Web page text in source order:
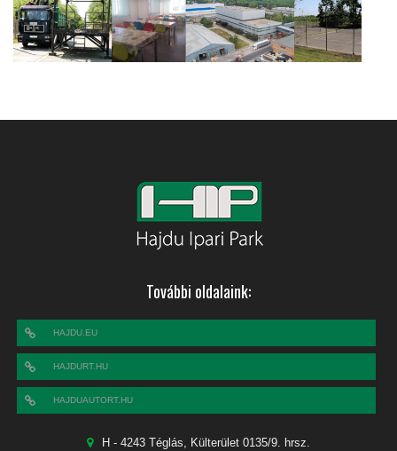
További oldalaink:
HAJDU.EU
HAJDURT.HU
HAJDUAUTORT.HU
H - 4243 Téglás, Külterület 0135/9. hrsz.